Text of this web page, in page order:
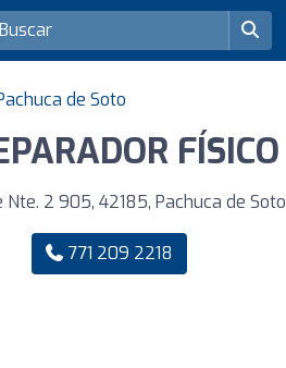
de Soto
FÍSICO
Nte. 2 905, 42185, Pachuca de Soto
771 209 2218